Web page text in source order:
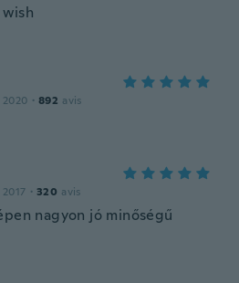
· 892 avis
· 320 avis
nagyon jó minőségű